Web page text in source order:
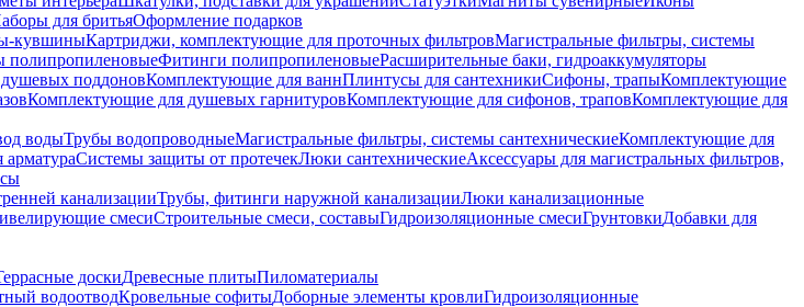
для бритьяОформление подарков
кувшиныКартриджи, комплектующие для проточных фильтровМагистральные фильтры, системы
полипропиленовыеФитинги полипропиленовыеРасширительные баки, гидроаккумуляторы
поддоновКомплектующие для ваннПлинтусы для сантехникиСифоны, трапыКомплектующие
Комплектующие для душевых гарнитуровКомплектующие для сифонов, траповКомплектующие для
водыТрубы водопроводныеМагистральные фильтры, системы сантехническиеКомплектующие для
Системы защиты от протечекЛюки сантехническиеАксессуары для магистральных фильтров,
канализацииТрубы, фитинги наружной канализацииЛюки канализационные
смесиСтроительные смеси, составыГидроизоляционные смесиГрунтовкиДобавки для
доскиДревесные плитыПиломатериалы
водоотводКровельные софитыДоборные элементы кровлиГидроизоляционные